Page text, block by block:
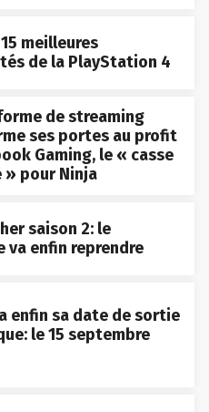
meilleures
de la PlayStation 4
de streaming
ses portes au profit
Gaming, le « casse
» pour Ninja
saison 2: le
va enfin reprendre
enfin sa date de sortie
le 15 septembre